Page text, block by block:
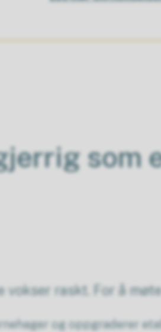
som
vokser raskt. For å
og oppgraderer